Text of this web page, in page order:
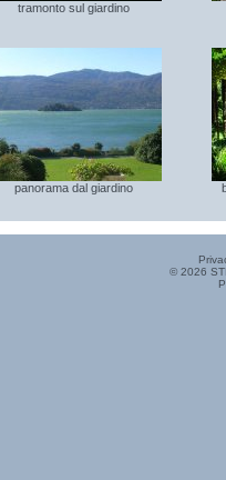
tramonto sul giardino
panorama dal giardino
© 2026